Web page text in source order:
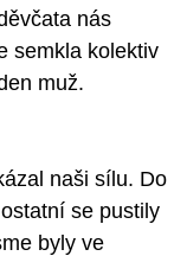
nás
semkla kolektiv
muž.
naši sílu. Do
se pustily
byly ve